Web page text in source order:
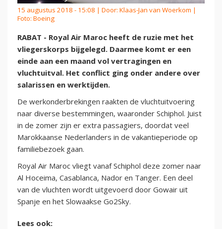
15 augustus 2018 - 15:08 | Door: Klaas-Jan van Woerkom |
Foto: Boeing
RABAT - Royal Air Maroc heeft de ruzie met het
vliegerskorps bijgelegd. Daarmee komt er een
einde aan een maand vol vertragingen en
vluchtuitval. Het conflict ging onder andere over
salarissen en werktijden.
De werkonderbrekingen raakten de vluchtuitvoering
naar diverse bestemmingen, waaronder Schiphol. Juist
in de zomer zijn er extra passagiers, doordat veel
Marokkaanse Nederlanders in de vakantieperiode op
familiebezoek gaan.
Royal Air Maroc vliegt vanaf Schiphol deze zomer naar
Al Hoceima, Casablanca, Nador en Tanger. Een deel
van de vluchten wordt uitgevoerd door Gowair uit
Spanje en het Slowaakse Go2Sky.
Lees ook: